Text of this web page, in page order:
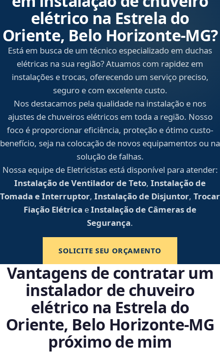
elétrico na Estrela do
Oriente, Belo Horizonte‑MG?
Está em busca de um técnico especializado em duchas
elétricas na sua região? Atuamos com rapidez em
instalações e trocas, oferecendo um serviço preciso,
seguro e com excelente custo.
Nos destacamos pela qualidade na instalação e nos
ajustes de chuveiros elétricos em toda a região. Nosso
foco é proporcionar eficiência, proteção e ótimo custo-
benefício, seja na colocação de novos equipamentos ou na
solução de falhas.
Nossa equipe de Eletricistas está disponível para atender:
Instalação de Ventilador de Teto, Instalação de
Tomada e Interruptor, Instalação de Disjuntor, Trocar
Fiação Elétrica eInstalação de Câmeras de
Segurança.
SOLICITE SEU ORÇAMENTO
Vantagens de contratar um
instalador de chuveiro
elétrico na Estrela do
Oriente, Belo Horizonte‑MG
próximo de mim